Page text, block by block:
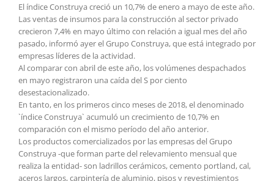
El índice Construya creció un 10,7% de enero a mayo de este año.
Las ventas de insumos para la construcción al sector privado
crecieron 7,4% en mayo último con relación a igual mes del año
pasado, informó ayer el Grupo Construya, que está integrado por
empresas líderes de la actividad.
Al comparar con abril de este año, los volúmenes despachados
en mayo registraron una caída del S por ciento
desestacionalizado.
En tanto, en los primeros cinco meses de 2018, el denominado
`índice Construya` acumuló un crecimiento de 10,7% en
comparación con el mismo período del año anterior.
Los productos comercializados por las empresas del Grupo
Construya -que forman parte del relevamiento mensual que
realiza la entidad- son ladrillos cerámicos, cemento portland, cal,
aceros largos, carpintería de aluminio, pisos y revestimientos